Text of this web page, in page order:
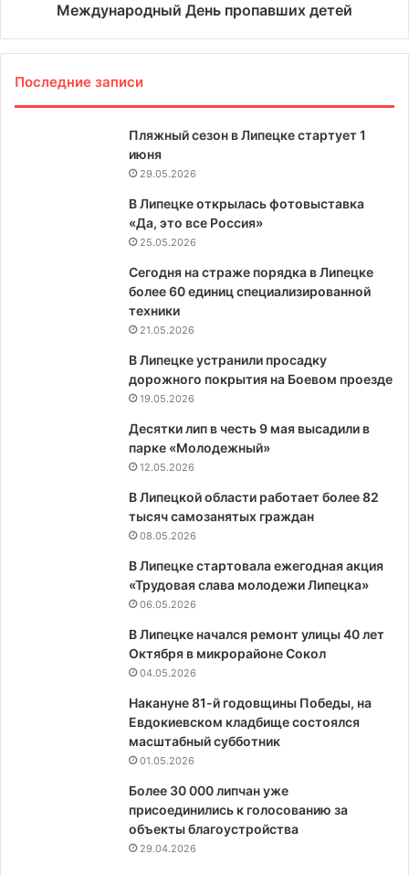
Международный День пропавших детей
Последние записи
Пляжный сезон в Липецке стартует 1
июня
29.05.2026
В Липецке открылась фотовыставка
«Да, это все Россия»
25.05.2026
Сегодня на страже порядка в Липецке
более 60 единиц специализированной
техники
21.05.2026
В Липецке устранили просадку
дорожного покрытия на Боевом проезде
19.05.2026
Десятки лип в честь 9 мая высадили в
парке «Молодежный»
12.05.2026
В Липецкой области работает более 82
тысяч самозанятых граждан
08.05.2026
В Липецке стартовала ежегодная акция
«Трудовая слава молодежи Липецка»
06.05.2026
В Липецке начался ремонт улицы 40 лет
Октября в микрорайоне Сокол
04.05.2026
Накануне 81-й годовщины Победы, на
Евдокиевском кладбище состоялся
масштабный субботник
01.05.2026
Более 30 000 липчан уже
присоединились к голосованию за
объекты благоустройства
29.04.2026